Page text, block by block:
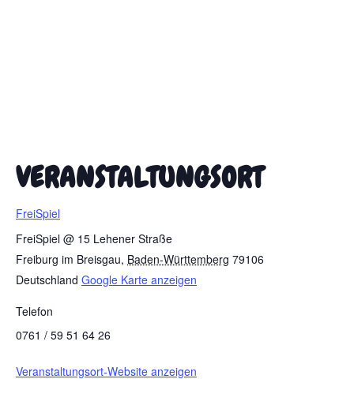
VERANSTALTUNGSORT
FreiSpiel
FreiSpiel @ 15 Lehener Straße
Freiburg im Breisgau, Baden-Württemberg 79106
Deutschland Google Karte anzeigen
Telefon
0761 / 59 51 64 26
Veranstaltungsort-Website anzeigen